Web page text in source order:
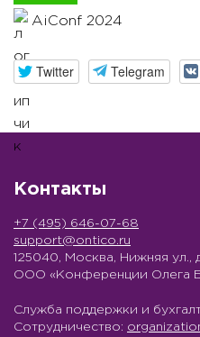
AiConf 2024
Twitter Telegram
Контакты
+7 (495) 646-07-68
support@ontico.ru
125040, Москва, Нижняя ул.,
ООО «Конференции Олега
Служба поддержки и
Сотрудничество: